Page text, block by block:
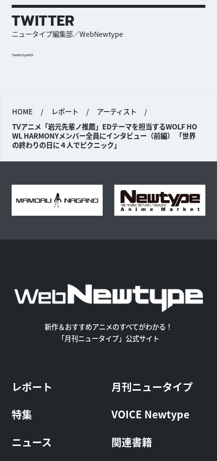
TWITTER
ニュータイプ編集部／WebNewtype
Tweets by antch
HOME / レポート / アーティスト
/
TVアニメ「岩元先輩ノ推薦」EDテーマを担当するWOLF HO
WL HARMONYメンバー全員にインタビュー（前編） 「世界
の終わりの日に４人でピクニック」
新作＆おすすめアニメのすべてがわかる！
「月刊ニュータイプ」公式サイト
レポート
特集
ニュース
月刊ニュータイプ
VOICE Newtype
関連書籍